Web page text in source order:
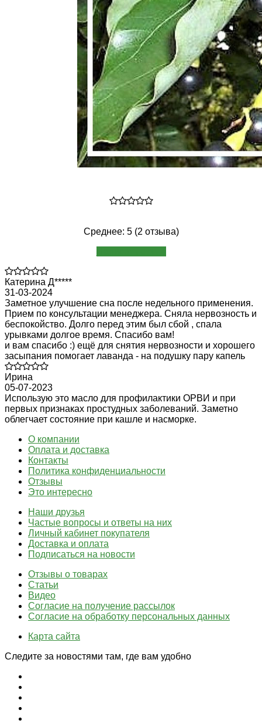
Среднее: 5 (2 отзыва)
Катерина Д*****
31-03-2024
Заметное улучшение сна после недельного применения.
Прием по консультации менеджера. Сняла нервозность и
беспокойство. Долго перед этим был сбой , спала
урывками долгое время. Спасибо вам!
и вам спасибо :) ещё для снятия нервозности и хорошего
засыпания помогает лаванда - на подушку пару капель
Ирина
05-07-2023
Использую это масло для профилактики ОРВИ и при
первых признаках простудных заболеваний. Заметно
облегчает состояние при кашле и насморке.
О компании
Оплата и доставка
Контакты
Политика конфиденциальности
Отзывы
Это интересно
Наши друзья
Частые вопросы и ответы на них
Личный кабинет покупателя
Доставка и оплата
Подписаться на новости
Отзывы о товарах
Статьи
Видео
Согласие на получение рассылок
Согласие на обработку персональных данных
Карта сайта
Следите за новостями там, где вам удобно